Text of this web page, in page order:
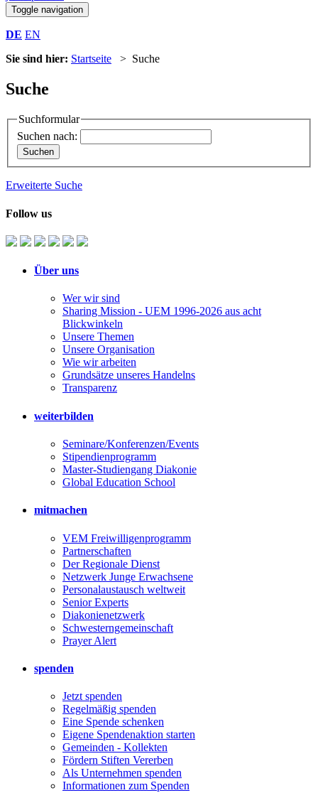
Toggle navigation
DE EN
Sie sind hier: Startseite > Suche
Suche
Suchformular
Suchen nach:
Erweiterte Suche
Follow us
Über uns
Wer wir sind
Sharing Mission - UEM 1996-2026 aus acht
Blickwinkeln
Unsere Themen
Unsere Organisation
Wie wir arbeiten
Grundsätze unseres Handelns
Transparenz
weiterbilden
Seminare/Konferenzen/Events
Stipendienprogramm
Master-Studiengang Diakonie
Global Education School
mitmachen
VEM Freiwilligenprogramm
Partnerschaften
Der Regionale Dienst
Netzwerk Junge Erwachsene
Personalaustausch weltweit
Senior Experts
Diakonienetzwerk
Schwesterngemeinschaft
Prayer Alert
spenden
Jetzt spenden
Regelmäßig spenden
Eine Spende schenken
Eigene Spendenaktion starten
Gemeinden - Kollekten
Fördern Stiften Vererben
Als Unternehmen spenden
Informationen zum Spenden